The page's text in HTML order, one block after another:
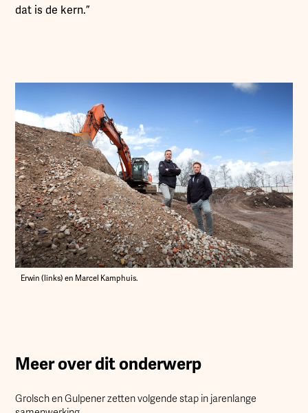
dat is de kern.”
Erwin (links) en Marcel Kamphuis.
Meer over dit onderwerp
Grolsch en Gulpener zetten volgende stap in jarenlange